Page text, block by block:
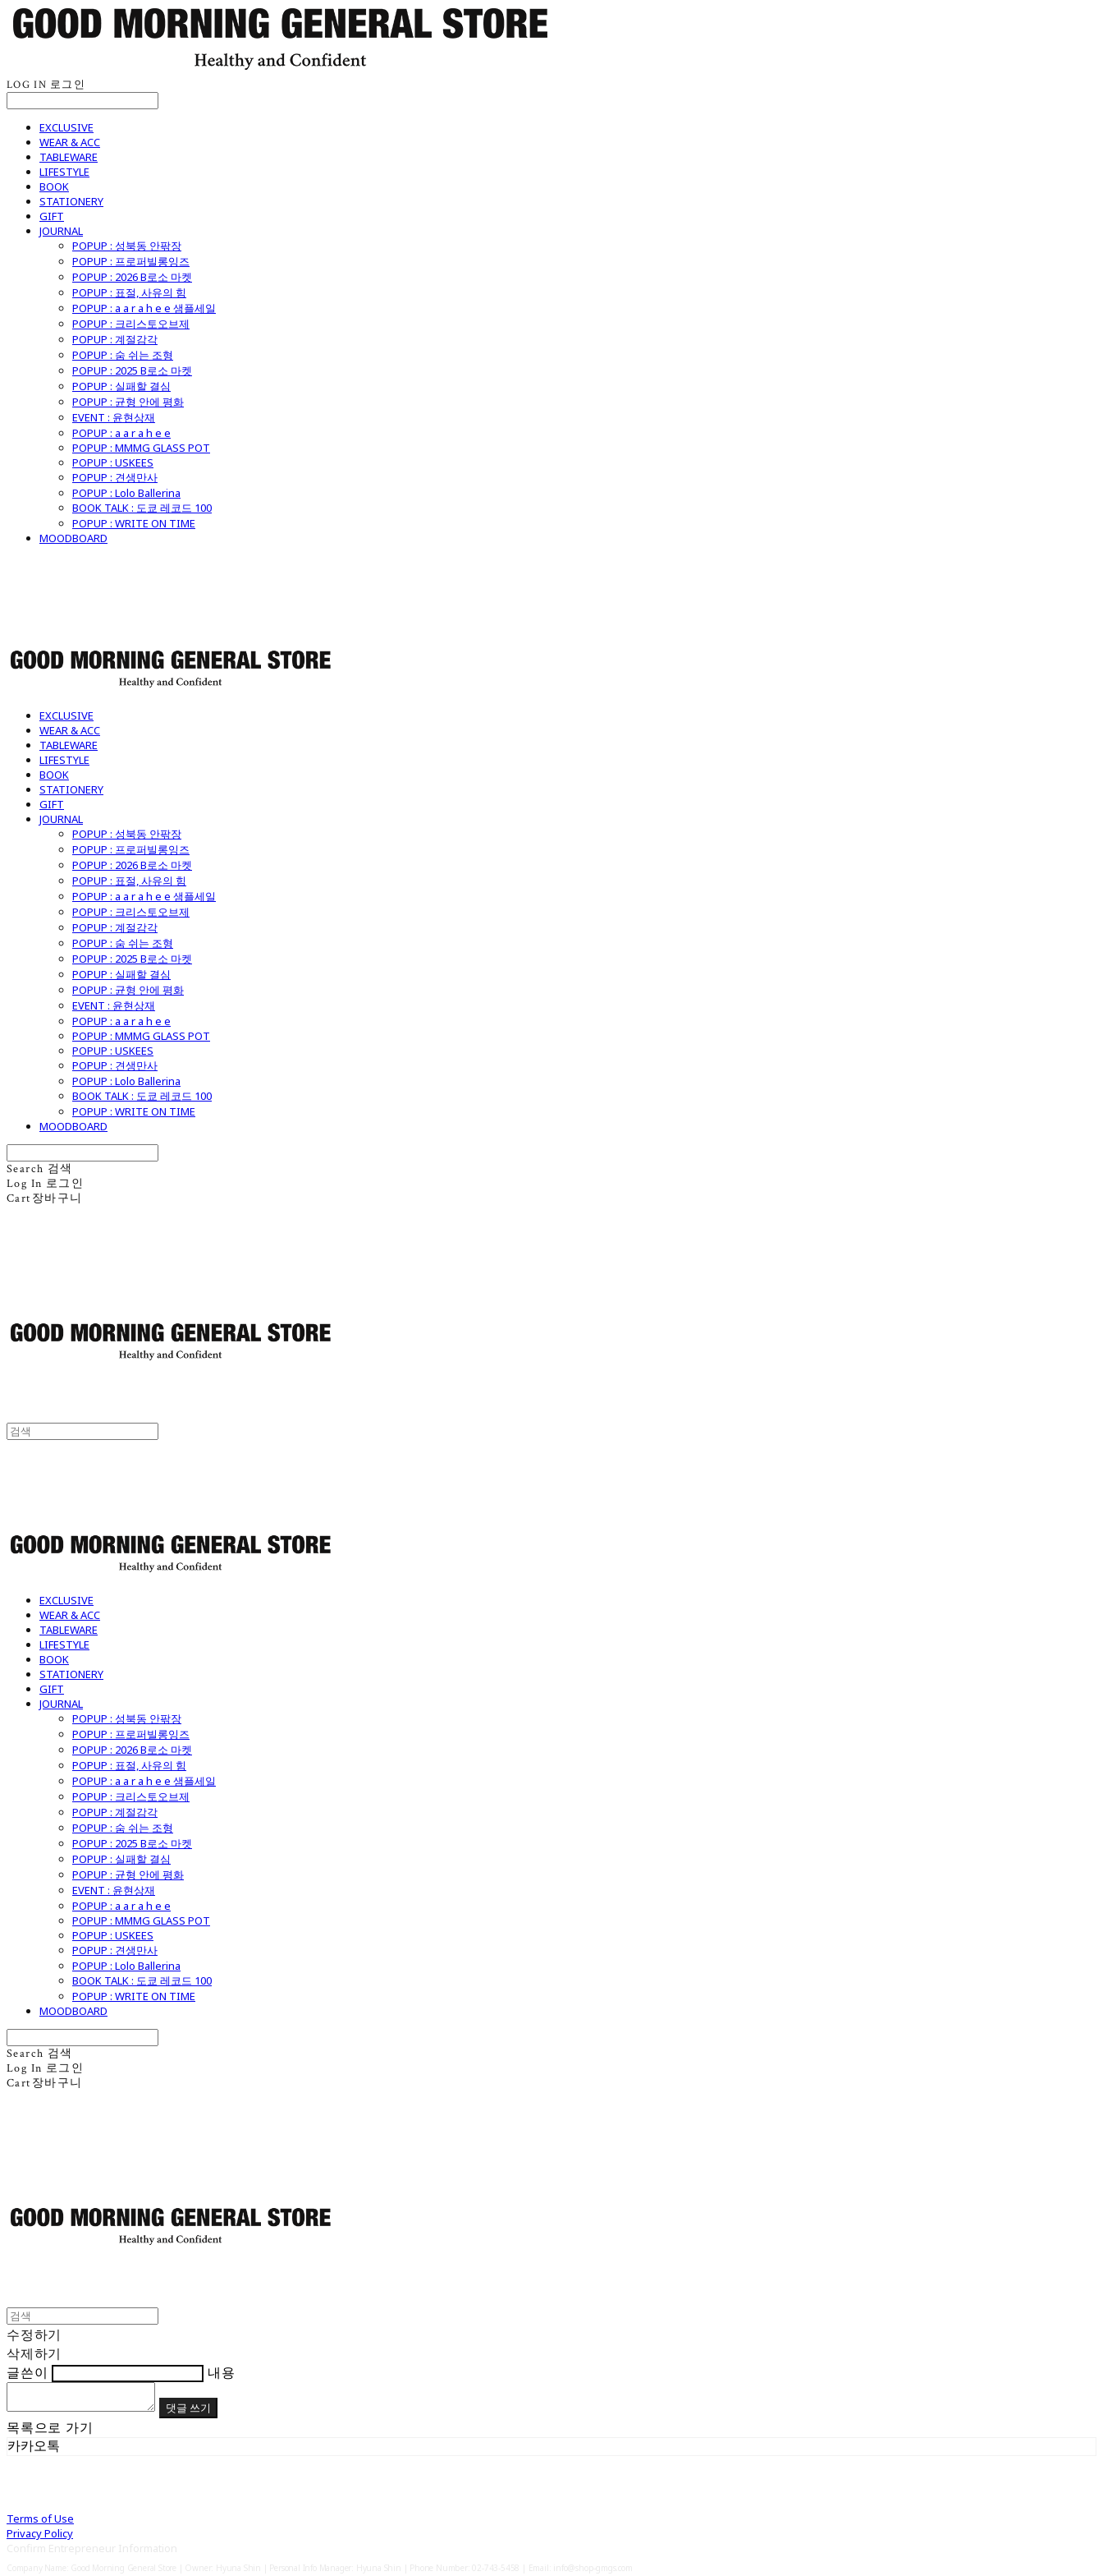
LOG IN 로그인
EXCLUSIVE
WEAR & ACC
TABLEWARE
LIFESTYLE
BOOK
STATIONERY
GIFT
JOURNAL
POPUP : 성북동 안팎장
POPUP : 프로퍼빌롱잉즈
POPUP : 2026 B로소 마켓
POPUP : 표절, 사유의 힘
POPUP : a a r a h e e 샘플세일
POPUP : 크리스토오브제
POPUP : 계절감각
POPUP : 숨 쉬는 조형
POPUP : 2025 B로소 마켓
POPUP : 실패할 결심
POPUP : 균형 안에 평화
EVENT : 윤현상재
POPUP : a a r a h e e
POPUP : MMMG GLASS POT
POPUP : USKEES
POPUP : 견생만사
POPUP : Lolo Ballerina
BOOK TALK : 도쿄 레코드 100
POPUP : WRITE ON TIME
MOODBOARD
EXCLUSIVE
WEAR & ACC
TABLEWARE
LIFESTYLE
BOOK
STATIONERY
GIFT
JOURNAL
POPUP : 성북동 안팎장
POPUP : 프로퍼빌롱잉즈
POPUP : 2026 B로소 마켓
POPUP : 표절, 사유의 힘
POPUP : a a r a h e e 샘플세일
POPUP : 크리스토오브제
POPUP : 계절감각
POPUP : 숨 쉬는 조형
POPUP : 2025 B로소 마켓
POPUP : 실패할 결심
POPUP : 균형 안에 평화
EVENT : 윤현상재
POPUP : a a r a h e e
POPUP : MMMG GLASS POT
POPUP : USKEES
POPUP : 견생만사
POPUP : Lolo Ballerina
BOOK TALK : 도쿄 레코드 100
POPUP : WRITE ON TIME
MOODBOARD
Search 검색
Log In 로그인
Cart 장바구니
EXCLUSIVE
WEAR & ACC
TABLEWARE
LIFESTYLE
BOOK
STATIONERY
GIFT
JOURNAL
POPUP : 성북동 안팎장
POPUP : 프로퍼빌롱잉즈
POPUP : 2026 B로소 마켓
POPUP : 표절, 사유의 힘
POPUP : a a r a h e e 샘플세일
POPUP : 크리스토오브제
POPUP : 계절감각
POPUP : 숨 쉬는 조형
POPUP : 2025 B로소 마켓
POPUP : 실패할 결심
POPUP : 균형 안에 평화
EVENT : 윤현상재
POPUP : a a r a h e e
POPUP : MMMG GLASS POT
POPUP : USKEES
POPUP : 견생만사
POPUP : Lolo Ballerina
BOOK TALK : 도쿄 레코드 100
POPUP : WRITE ON TIME
MOODBOARD
Search 검색
Log In 로그인
Cart 장바구니
수정하기
삭제하기
글쓴이
내용
댓글 쓰기
목록으로 가기
카카오톡
Terms of Use
Privacy Policy